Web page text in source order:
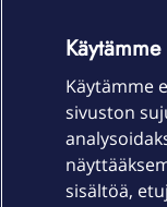
Laitteet & liittymät
Palvelut
Käytämme
sivuston
sisältöä,